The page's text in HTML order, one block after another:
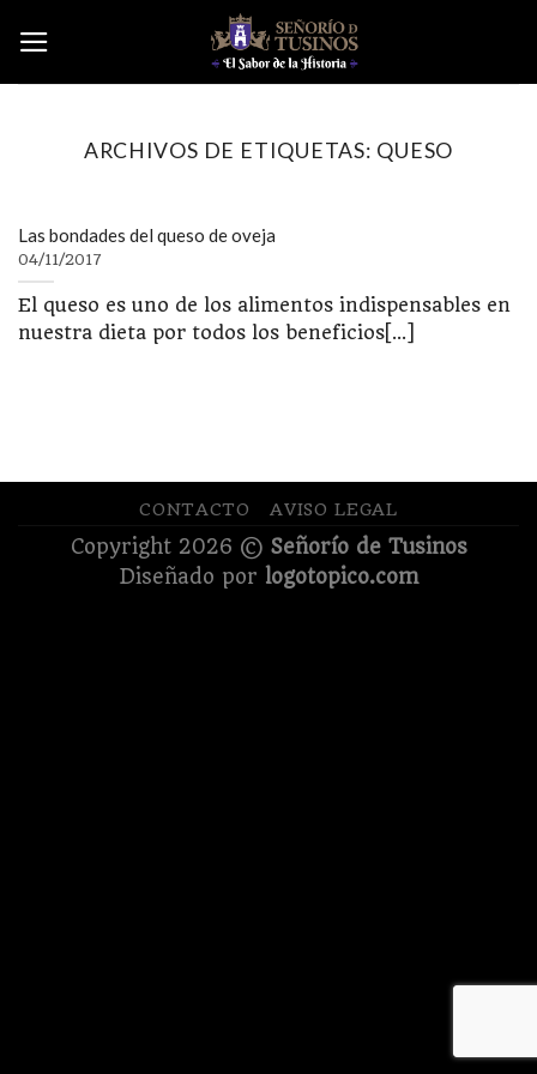
to
content
ARCHIVOS DE ETIQUETAS: QUESO
Las bondades del queso de oveja
04/11/2017
El queso es uno de los alimentos indispensables en
nuestra dieta por todos los beneficios[...]
CONTACTO AVISO LEGAL
Copyright 2026 © Señorío de Tusinos
Diseñado por logotopico.com